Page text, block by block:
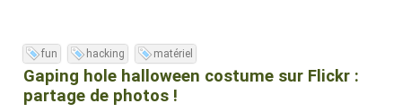
fun hacking matériel
Gaping hole halloween costume sur Flickr :
partage de photos !